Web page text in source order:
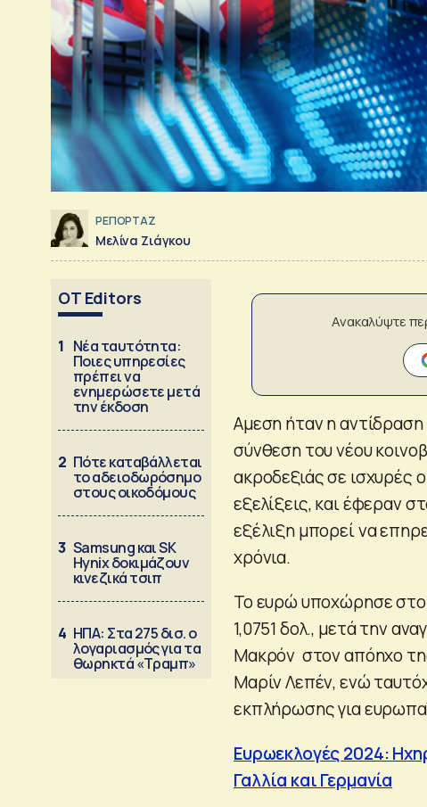
ΡΕΠΟΡΤΑΖ
Μελίνα Ζιάγκου
OT Editors
1 Νέα ταυτότητα:
Ποιες υπηρεσίες
πρέπει να
ενημερώσετε μετά
την έκδοση
2 Πότε καταβάλλεται
το αδειοδωρόσημο
στους οικοδόμους
3 Samsung και SK
Hynix δοκιμάζουν
κινεζικά τσιπ
4 ΗΠΑ: Στα 275 δισ. ο
λογαριασμός για τα
θωρηκτά «Τραμπ»
Ανακαλύψτε
Αμεση ήταν η
σύνθεση του νέου
ακροδεξιάς σε ισχυρές
εξελίξεις, και έφεραν
εξέλιξη μπορεί να
χρόνια.
Το ευρώ υποχώρησε στο
1,0751 δολ., μετά την
Μακρόν στον απόηχο
Μαρίν Λεπέν, ενώ
εκπλήρωσης για
Ευρωεκλογές 2024:
Γαλλία και Γερμανία